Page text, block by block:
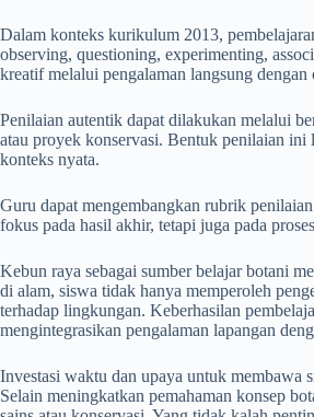
Dalam konteks kurikulum 2013,
observing, questioning, experimenting,
kreatif melalui pengalaman langsung dengan
Penilaian autentik dapat dilakukan melalui
atau proyek konservasi. Bentuk penilaian ini
konteks nyata.
Guru dapat mengembangkan rubrik
fokus pada hasil akhir, tetapi juga pada
Kebun raya sebagai sumber belajar botani
di alam, siswa tidak hanya memperoleh
terhadap lingkungan. Keberhasilan
mengintegrasikan pengalaman lapangan
Investasi waktu dan upaya untuk membawa
Selain meningkatkan pemahaman konsep